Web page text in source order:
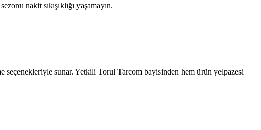
nakit sıkışıklığı yaşamayın.
seçenekleriyle sunar. Yetkili Torul Tarcom bayisinden hem ürün yelpazesi